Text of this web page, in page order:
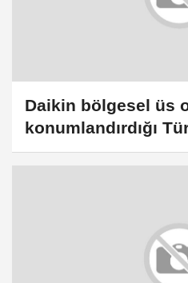
Daikin bölgesel üs
konumlandırdığı
100 milyon avroluk